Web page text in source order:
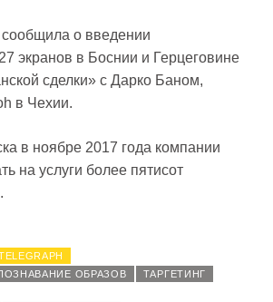
о введении
экранов в Боснии и Герцеговине
сделки» с Дарко Баном,
в Чехии.
в ноябре 2017 года компании
на услуги более пятисот
ОБРАЗОВ
ТАРГЕТИНГ